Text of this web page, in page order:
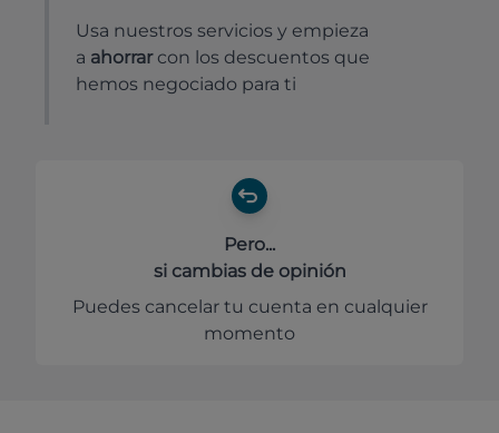
Usa nuestros servicios y empieza
a ahorrar con los descuentos que
hemos negociado para ti
Pero...
si cambias de opinión
Puedes cancelar tu cuenta en cualquier
momento